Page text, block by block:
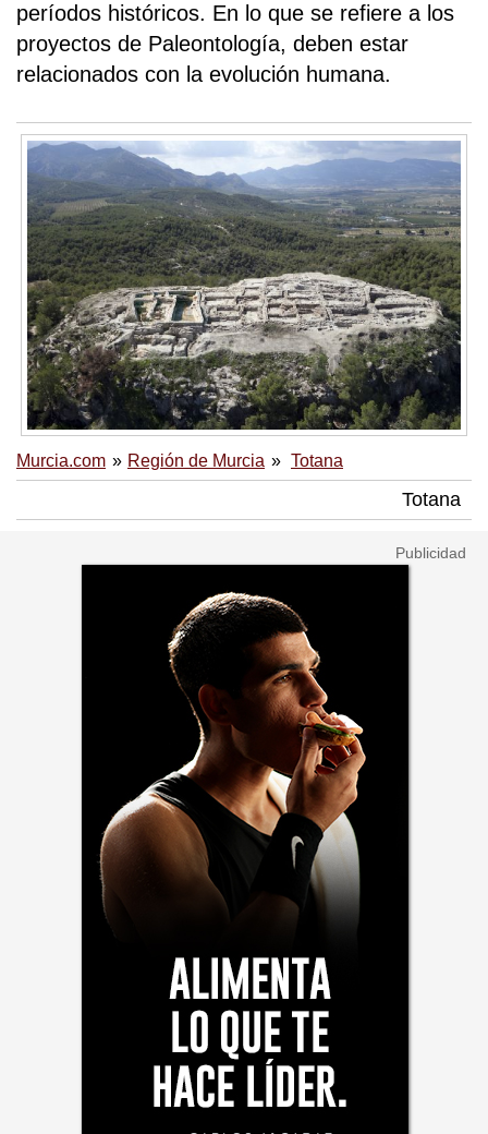
períodos históricos. En lo que se refiere a los
proyectos de Paleontología, deben estar
relacionados con la evolución humana.
Murcia.com Región de Murcia Totana
Totana